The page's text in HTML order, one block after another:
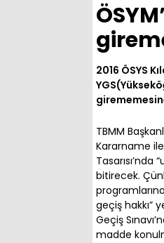
2016 ÖSYS
TBMM
Kararname
bitirecek.
programlarına
geçiş hakkı”
Geçiş
madde